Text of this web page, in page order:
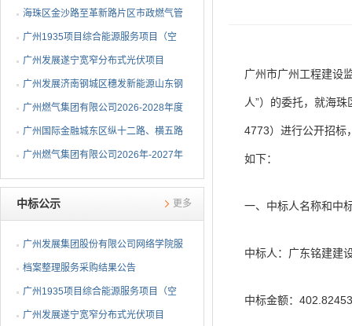
广州市广州工程建设
人”）的委托，就海
4773）进行公开招标
如下：
一、中标人名称和中
中标人：广东铭建建
中标金额：
燃气用埋地聚乙烯（PE1...
海珠区金沙路至革新路片区市政燃气管
网更新工程施工总承包...
广州1935项目综合能源服务项目（空
调系统部分）EPC总承包...
广州发展遂宁宽窄分布式光伏项目
EPC总承包中标候选人公示
广州发展济南钢城区穗发新能源山东钢
铁股份有限公司分布式...
广州燃气集团有限公司2026-2028年度
钢制球阀采购项目中标...
广州国际金融城东区纵十二路、横五路
（西段）供冷管网工程...
广州燃气集团有限公司2026年-2027年
埋地燃气闸阀采购项目...
中标公示 更多
广州发展集团股份有限公司网络学院服
务采购结果公告
档案整理服务采购结果公告
广州1935项目综合能源服务项目（空
调系统部分）EPC总承包...
广州发展遂宁宽窄分布式光伏项目